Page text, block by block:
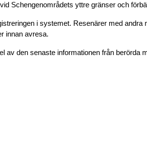
Schengenområdets yttre gränser och
i systemet. Resenärer med andra
innan avresa.
den senaste informationen från berörda